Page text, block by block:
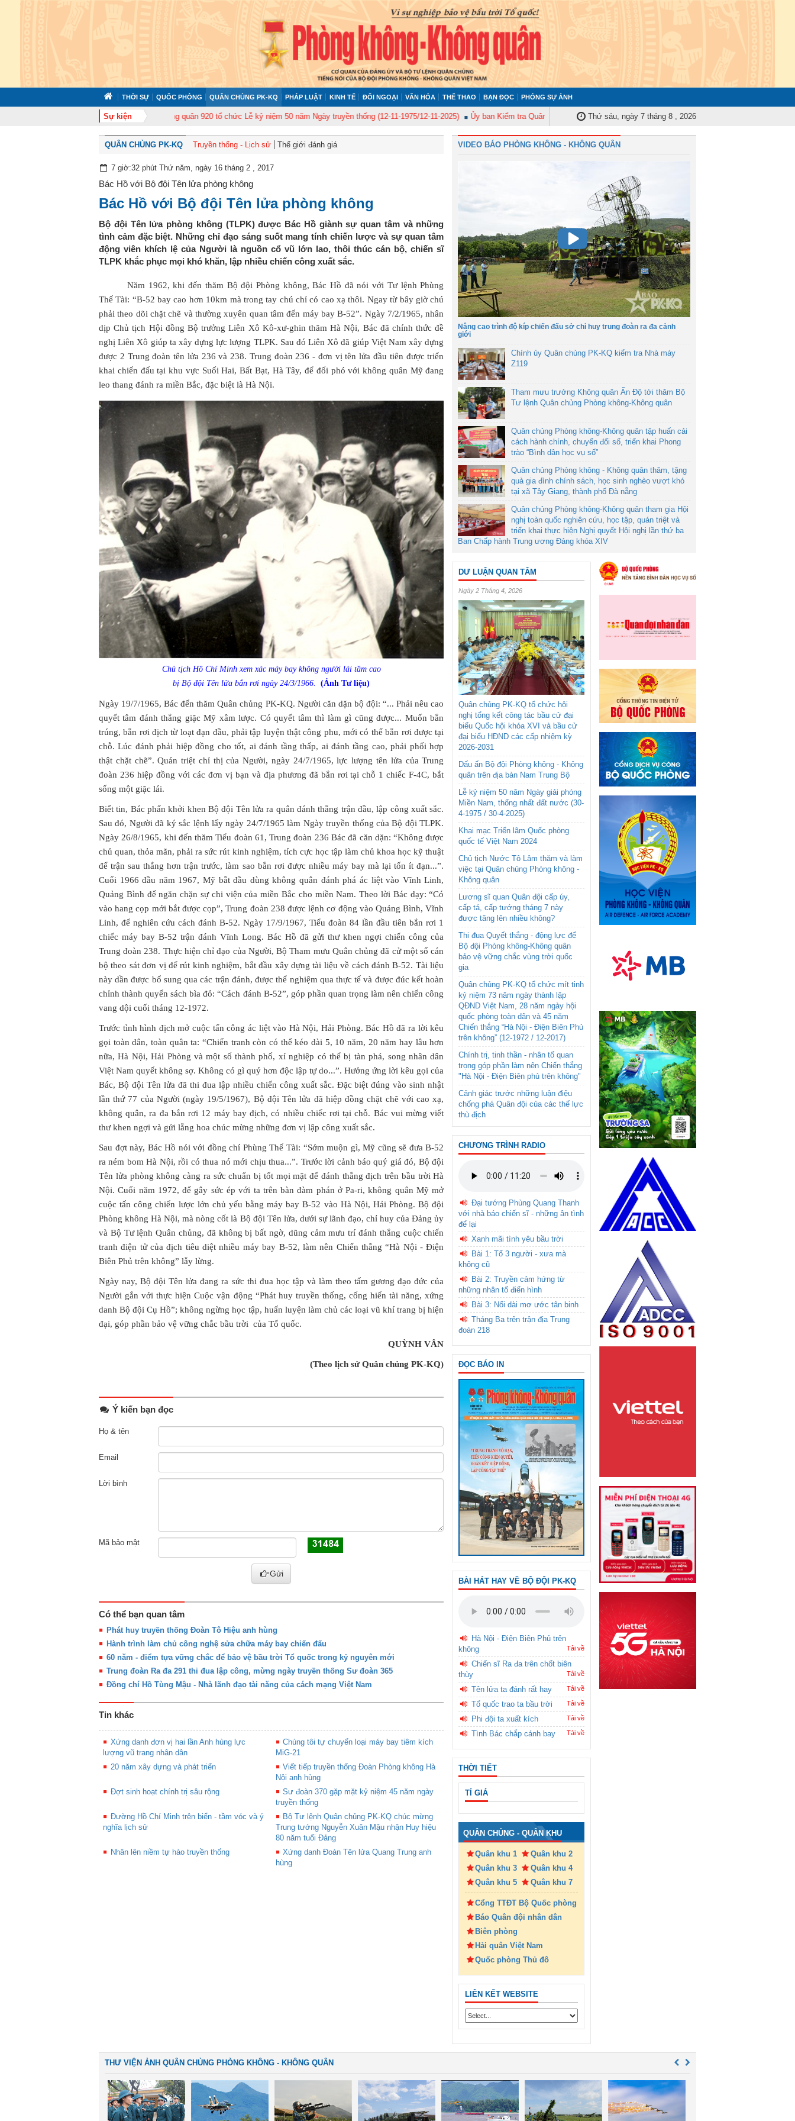
THỜI SỰ QUỐC PHÒNG QUÂN CHỦNG PK-KQ PHÁP LUẬT KINH TẾ ĐỐI NGOẠI VĂN HÓA THỂ THAO BẠN ĐỌC PHÓNG SỰ ẢNH
Sự kiện
Trung đoàn Không quân 920 tổ chức Lễ kỷ niệm 50 năm Ngày truyền thống (12-11-1975/12-11-2025) Ủy ban Kiểm tra Quân ủy Trung ương tập huấn nghiệp vụ công tác kiểm tra, giám sát năm 2025
Thứ sáu, ngày 7 tháng 8 , 2026
QUÂN CHỦNG PK-KQ Truyền thống - Lịch sử Thế giới đánh giá
7 giờ:32 phút Thứ năm, ngày 16 tháng 2 , 2017
Bác Hồ với Bộ đội Tên lửa phòng không
Bác Hồ với Bộ đội Tên lửa phòng không
Bộ đội Tên lửa phòng không (TLPK) được Bác Hồ giành sự quan tâm và những
tình cảm đặc biệt. Những chỉ đạo sáng suốt mang tính chiến lược và sự quan tâm
động viên khích lệ của Người là nguồn cổ vũ lớn lao, thôi thúc cán bộ, chiến sĩ
TLPK khắc phục mọi khó khăn, lập nhiều chiến công xuất sắc.
Năm 1962, khi đến thăm Bộ đội Phòng không, Bác Hồ đã nói với Tư lệnh Phùng
Thế Tài: “B-52 bay cao hơn 10km mà trong tay chú chỉ có cao xạ thôi. Ngay từ bây giờ chú
phải theo dõi chặt chẽ và thường xuyên quan tâm đến máy bay B-52”. Ngày 7/2/1965, nhân
dịp Chủ tịch Hội đồng Bộ trưởng Liên Xô Kô-xư-ghin thăm Hà Nội, Bác đã chính thức đề
nghị Liên Xô giúp ta xây dựng lực lượng TLPK. Sau đó Liên Xô đã giúp Việt Nam xây dựng
được 2 Trung đoàn tên lửa 236 và 238. Trung đoàn 236 - đơn vị tên lửa đầu tiên được triển
khai chiến đấu tại khu vực Suối Hai, Bất Bạt, Hà Tây, để đối phó với không quân Mỹ đang
leo thang đánh ra miền Bắc, đặc biệt là Hà Nội.
Chủ tịch Hồ Chí Minh xem xác máy bay không người lái tầm cao
bị Bộ đội Tên lửa bắn rơi ngày 24/3/1966.
(Ảnh Tư liệu)
Ngày 19/7/1965, Bác đến thăm Quân chủng PK-KQ. Người căn dặn bộ đội: “... Phải nêu cao
quyết tâm đánh thắng giặc Mỹ xâm lược. Có quyết tâm thì làm gì cũng được... Muốn bắn
trúng, bắn rơi địch từ loạt đạn đầu, phải tập luyện thật công phu, mới có thể bắn rơi được tại
chỗ. Lúc đánh phải hiệp đồng cho tốt, ai đánh tầng thấp, ai đánh tầng cao, phải phối hợp
thật chặt chẽ”. Quán triệt chỉ thị của Người, ngày 24/7/1965, lực lượng tên lửa của Trung
đoàn 236 hiệp đồng với các đơn vị bạn và địa phương đã bắn rơi tại chỗ 1 chiếc F-4C, bắt
sống một giặc lái.
Biết tin, Bác phấn khởi khen Bộ đội Tên lửa ra quân đánh thắng trận đầu, lập công xuất sắc.
Sau đó, Người đã ký sắc lệnh lấy ngày 24/7/1965 làm Ngày truyền thống của Bộ đội TLPK.
Ngày 26/8/1965, khi đến thăm Tiểu đoàn 61, Trung đoàn 236 Bác đã căn dặn: “Không được
chủ quan, thỏa mãn, phải ra sức rút kinh nghiệm, tích cực học tập làm chủ khoa học kỹ thuật
để trận sau thắng hơn trận trước, làm sao bắn rơi được nhiều máy bay mà lại tốn ít đạn...”.
Cuối 1966 đầu năm 1967, Mỹ bắt đầu dùng không quân đánh phá ác liệt vào Vĩnh Linh,
Quảng Bình để ngăn chặn sự chi viện của miền Bắc cho miền Nam. Theo lời Bác dạy: “Có
vào hang cọp mới bắt được cọp”, Trung đoàn 238 được lệnh cơ động vào Quảng Bình, Vĩnh
Linh, để nghiên cứu cách đánh B-52. Ngày 17/9/1967, Tiểu đoàn 84 lần đầu tiên bắn rơi 1
chiếc máy bay B-52 trận đánh Vĩnh Long. Bác Hồ đã gửi thư khen ngợi chiến công của
Trung đoàn 238. Thực hiện chỉ đạo của Người, Bộ Tham mưu Quân chủng đã cử một số cán
bộ theo sát đơn vị để rút kinh nghiệm, bắt đầu xây dựng tài liệu về cách đánh B-52. Tài liệu
này dần được bổ sung qua các trận đánh, được thể nghiệm qua thực tế và được đúc kết hoàn
chỉnh thành quyển sách bìa đỏ: “Cách đánh B-52”, góp phần quan trọng làm nên chiến công
vang dội cuối tháng 12-1972.
Trước tình hình địch mở cuộc tấn công ác liệt vào Hà Nội, Hải Phòng. Bác Hồ đã ra lời kêu
gọi toàn dân, toàn quân ta: “Chiến tranh còn có thể kéo dài 5, 10 năm, 20 năm hay lâu hơn
nữa, Hà Nội, Hải Phòng và một số thành phố, xí nghiệp có thể bị tàn phá, song nhân dân
Việt Nam quyết không sợ. Không có gì quý hơn độc lập tự do...”. Hưởng ứng lời kêu gọi của
Bác, Bộ đội Tên lửa đã thi đua lập nhiều chiến công xuất sắc. Đặc biệt đúng vào sinh nhật
lần thứ 77 của Người (ngày 19/5/1967), Bộ đội Tên lửa đã hiệp đồng chặt chẽ với cao xạ,
không quân, ra đa bắn rơi 12 máy bay địch, có nhiều chiếc rơi tại chỗ. Bác vui mừng viết
thư khen ngợi và gửi lẵng hoa chúc mừng những đơn vị lập công xuất sắc.
Sau đợt này, Bác Hồ nói với đồng chí Phùng Thế Tài: “Sớm muộn gì, Mỹ cũng sẽ đưa B-52
ra ném bom Hà Nội, rồi có thua nó mới chịu thua...”. Trước lời cảnh báo quý giá đó, Bộ đội
Tên lửa phòng không càng ra sức chuẩn bị tốt mọi mặt để đánh thắng địch trên bầu trời Hà
Nội. Cuối năm 1972, để gây sức ép với ta trên bàn đàm phán ở Pa-ri, không quân Mỹ mở
cuộc tấn công chiến lược lớn chủ yếu bằng máy bay B-52 vào Hà Nội, Hải Phòng. Bộ đội
Phòng không Hà Nội, mà nòng cốt là Bộ đội Tên lửa, dưới sự lãnh đạo, chỉ huy của Đảng ủy
và Bộ Tư lệnh Quân chủng, đã không bị bất ngờ, dũng cảm mưu trí đánh thắng cuộc chiến
tranh điện tử của địch tiêu diệt nhiều máy bay B-52, làm nên Chiến thắng “Hà Nội - Điện
Biên Phủ trên không” lẫy lừng.
Ngày nay, Bộ đội Tên lửa đang ra sức thi đua học tập và làm theo tấm gương đạo đức của
Người gắn với thực hiện Cuộc vận động “Phát huy truyền thống, cống hiến tài năng, xứng
danh Bộ đội Cụ Hồ”; không ngừng học tập, huấn luyện làm chủ các loại vũ khí trang bị hiện
đại, góp phần bảo vệ vững chắc bầu trời của Tổ quốc.
QUỲNH VÂN
(Theo lịch sử Quân chủng PK-KQ)
Ý kiến bạn đọc
Họ & tên
Email
Lời bình
Mã bảo mật
Gửi
Có thể bạn quan tâm
Phát huy truyền thống Đoàn Tô Hiệu anh hùng
Hành trình làm chủ công nghệ sửa chữa máy bay chiến đấu
60 năm - điểm tựa vững chắc để bảo vệ bầu trời Tổ quốc trong kỷ nguyên mới
Trung đoàn Ra đa 291 thi đua lập công, mừng ngày truyền thống Sư đoàn 365
Đồng chí Hồ Tùng Mậu - Nhà lãnh đạo tài năng của cách mạng Việt Nam
Tin khác
Xứng danh đơn vị hai lần Anh hùng lực
lượng vũ trang nhân dân
Chúng tôi tự chuyển loại máy bay tiêm kích
MiG-21
20 năm xây dựng và phát triển
Viết tiếp truyền thống Đoàn Phòng không Hà
Nội anh hùng
Đợt sinh hoạt chính trị sâu rộng
Sư đoàn 370 gặp mặt kỷ niệm 45 năm ngày
truyền thống
Đường Hồ Chí Minh trên biển - tầm vóc và ý
nghĩa lịch sử
Bộ Tư lệnh Quân chủng PK-KQ chúc mừng
Trung tướng Nguyễn Xuân Mậu nhận Huy hiệu
80 năm tuổi Đảng
Nhân lên niềm tự hào truyền thống
Xứng danh Đoàn Tên lửa Quang Trung anh
hùng
VIDEO BÁO PHÒNG KHÔNG - KHÔNG QUÂN
Nâng cao trình độ kíp chiến đấu sở chỉ huy trung đoàn ra đa cảnh
giới
Chính ủy Quân chủng PK-KQ kiểm tra Nhà máy
Z119
Tham mưu trưởng Không quân Ấn Độ tới thăm Bộ
Tư lệnh Quân chủng Phòng không-Không quân
Quân chủng Phòng không-Không quân tập huấn cải
cách hành chính, chuyển đổi số, triển khai Phong
trào “Bình dân học vụ số”
Quân chủng Phòng không - Không quân thăm, tặng
quà gia đình chính sách, học sinh nghèo vượt khó
tại xã Tây Giang, thành phố Đà nẵng
Quân chủng Phòng không-Không quân tham gia Hội
nghị toàn quốc nghiên cứu, học tập, quán triệt và
triển khai thực hiện Nghị quyết Hội nghị lần thứ ba
Ban Chấp hành Trung ương Đảng khóa XIV
DƯ LUẬN QUAN TÂM
Ngày 2 Tháng 4, 2026
Quân chủng PK-KQ tổ chức hội
nghị tổng kết công tác bầu cử đại
biểu Quốc hội khóa XVI và bầu cử
đại biểu HĐND các cấp nhiệm kỳ
2026-2031
Dấu ấn Bộ đội Phòng không - Không
quân trên địa bàn Nam Trung Bộ
Lễ kỷ niệm 50 năm Ngày giải phóng
Miền Nam, thống nhất đất nước (30-
4-1975 / 30-4-2025)
Khai mạc Triển lãm Quốc phòng
quốc tế Việt Nam 2024
Chủ tịch Nước Tô Lâm thăm và làm
việc tại Quân chủng Phòng không -
Không quân
Lương sĩ quan Quân đội cấp úy,
cấp tá, cấp tướng tháng 7 này
được tăng lên nhiều không?
Thi đua Quyết thắng - động lực để
Bộ đội Phòng không-Không quân
bảo vệ vững chắc vùng trời quốc
gia
Quân chủng PK-KQ tổ chức mít tinh
kỷ niệm 73 năm ngày thành lập
QĐND Việt Nam, 28 năm ngày hội
quốc phòng toàn dân và 45 năm
Chiến thắng “Hà Nội - Điện Biên Phủ
trên không” (12-1972 / 12-2017)
Chính trị, tinh thần - nhân tố quan
trọng góp phần làm nên Chiến thắng
"Hà Nội - Điện Biên phủ trên không"
Cảnh giác trước những luận điệu
chống phá Quân đội của các thế lực
thù địch
CHƯƠNG TRÌNH RADIO
Đại tướng Phùng Quang Thanh
với nhà báo chiến sĩ - những ân tình
để lại
Xanh mãi tình yêu bầu trời
Bài 1: Tổ 3 người - xưa mà
không cũ
Bài 2: Truyền cảm hứng từ
những nhân tố điển hình
Bài 3: Nối dài mơ ước tân binh
Tháng Ba trên trận địa Trung
đoàn 218
ĐỌC BÁO IN
BÀI HÁT HAY VỀ BỘ ĐỘI PK-KQ
Hà Nội - Điện Biên Phủ trên
không
Tải về
Chiến sĩ Ra đa trên chốt biên
thùy
Tải về
Tên lửa ta đánh rất hay Tải về
Tổ quốc trao ta bầu trời Tải về
Phi đội ta xuất kích Tải về
Tình Bác chắp cánh bay Tải về
THỜI TIẾT
TỈ GIÁ
QUÂN CHỦNG - QUÂN KHU
Quân khu 1
Quân khu 2
Quân khu 3
Quân khu 4
Quân khu 5
Quân khu 7
Cổng TTĐT Bộ Quốc phòng
Báo Quân đội nhân dân
Biên phòng
Hải quân Việt Nam
Quốc phòng Thủ đô
LIÊN KẾT WEBSITE
THƯ VIỆN ẢNH QUÂN CHỦNG PHÒNG KHÔNG - KHÔNG QUÂN